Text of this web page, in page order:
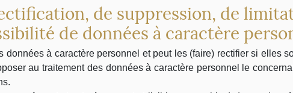
de suppression, de
de données à caractère
données à caractère personnel et peut les (faire) rectifier si elles
au traitement des données à caractère personnel le